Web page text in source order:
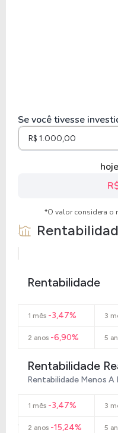
Se você tivesse
*O valor considera o
Rentabilidade
1 mês -3,47% 3
2 anos -6,90% 5
Rentabilidade
Rentabilidade Menos A
1 mês -3,47% 3
2 anos -15,24% 5